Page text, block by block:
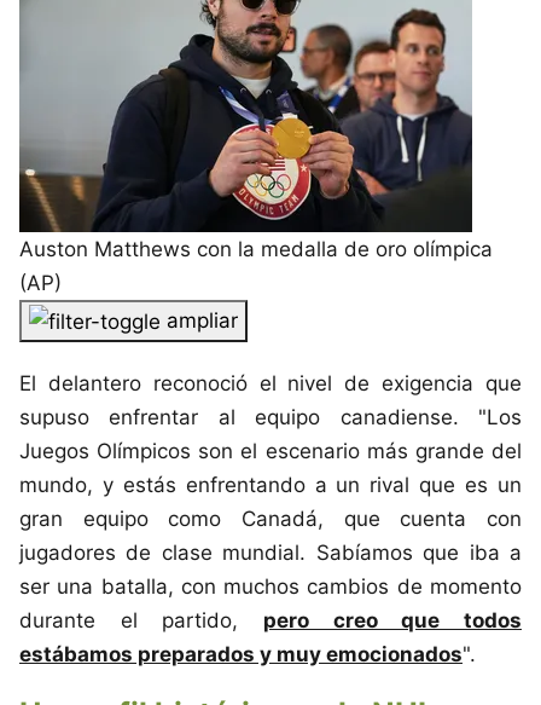
Auston Matthews con la medalla de oro olímpica
(AP)
ampliar
El delantero reconoció el nivel de exigencia que
supuso enfrentar al equipo canadiense. "Los
Juegos Olímpicos son el escenario más grande del
mundo, y estás enfrentando a un rival que es un
gran equipo como Canadá, que cuenta con
jugadores de clase mundial. Sabíamos que iba a
ser una batalla, con muchos cambios de momento
durante el partido, pero creo que todos
estábamos preparados y muy emocionados".